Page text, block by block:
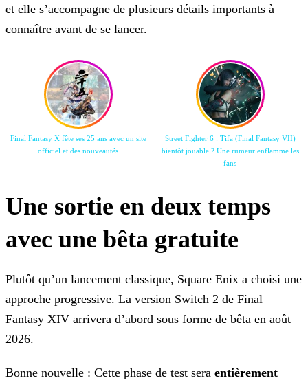
et elle s’accompagne de plusieurs détails importants à
connaître avant de se lancer.
Final Fantasy X fête ses 25 ans avec un site
officiel et des nouveautés
Street Fighter 6 : Tifa (Final Fantasy VII)
bientôt jouable ? Une rumeur enflamme les
fans
Une sortie en deux temps
avec une bêta gratuite
Plutôt qu’un lancement classique, Square Enix a choisi une
approche progressive. La version Switch 2 de Final
Fantasy XIV arrivera d’abord sous forme de bêta en août
2026.
Bonne nouvelle : Cette phase de test sera entièrement